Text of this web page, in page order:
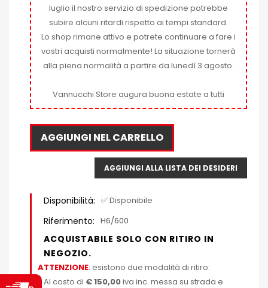
luglio il nostro servizio di spedizione potrebbe
subire alcuni ritardi rispetto ai tempi standard.
Lo shop rimane attivo e potrete continuare a fare i
vostri acquisti normalmente! La situazione tornerà
alla piena normalità a partire da lunedì 3 agosto.
Vannucchi Store augura buona estate a tutti
AGGIUNGI NEL CARRELLO
AGGIUNGI ALLA LISTA DEI DESIDERI
Disponibilità: ✅ Disponibile
Riferimento: H6/600
ACQUISTABILE SOLO CON RITIRO IN
NEGOZIO.
ATTENZIONE: esistono due modalità di ritiro:
1. Al costo di € 150,00iva inc. messa su strada e